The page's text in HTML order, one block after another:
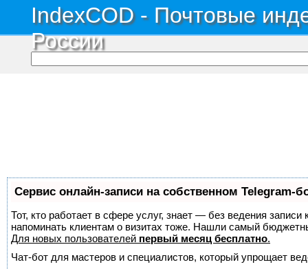
IndexCOD - Почтовые
России
Сервис онлайн-записи на собственном Telegram-
Тот, кто работает в сфере услуг, знает — без ведения
напоминать клиентам о визитах тоже. Нашли самый
Для новых пользователей первый месяц бесплатно.
Чат-бот для мастеров и специалистов, который упрощает